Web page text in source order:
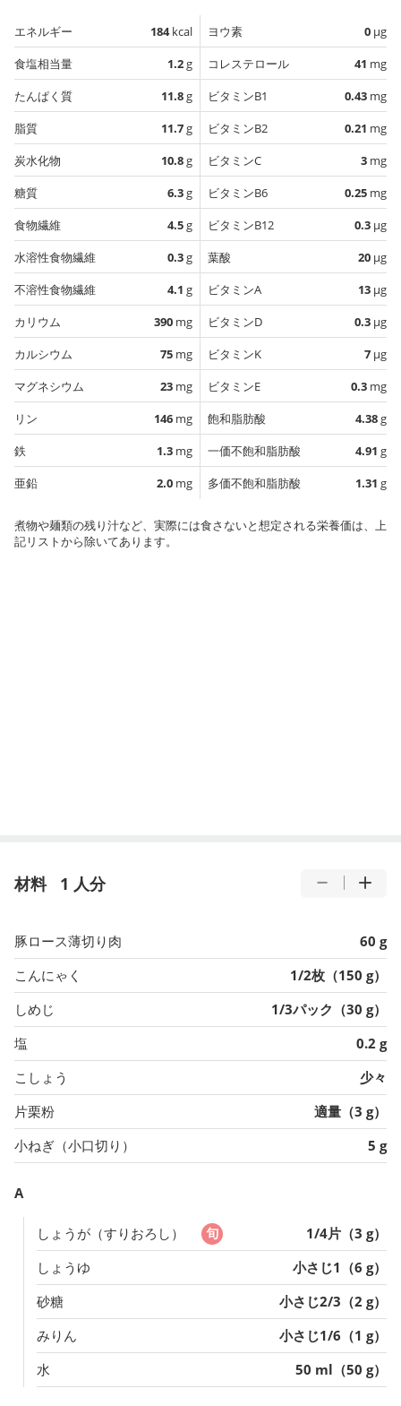
エネルギー 184kcal
食塩相当量
1.2g
たんぱく質
11.8g
脂質
11.7g
炭水化物
10.8g
糖質
6.3g
食物繊維
4.5g
水溶性食物繊維
0.3g
不溶性食物繊維
4.1 g
カリウム
390 mg
カルシウム
75 mg
マグネシウム
23 mg
リン
146 mg
鉄
1.3 mg
亜鉛
2.0 mg
ヨウ素 0 µg
コレステロール
41 mg
ビタミンB1
0.43 mg
ビタミンB2
0.21 mg
ビタミンC
3 mg
ビタミンB6
0.25 mg
ビタミンB12
0.3 µg
葉酸
20 µg
ビタミンA
13 µg
ビタミンD
0.3 µg
ビタミンK
7 µg
ビタミンE
0.3 mg
飽和脂肪酸
4.38g
一価不飽和脂肪酸
4.91 g
多価不飽和脂肪酸
1.31 g
煮物や麺類の残り汁など、実際には食さないと想定される栄養価は、上
記リストから除いてあります。
材料 1 人分
豚ロース薄切り肉
60 g
こんにゃく
1/2枚（150 g）
しめじ
1/3パック（30 g）
塩
0.2 g
こしょう
少々
片栗粉
適量（3 g）
小ねぎ（小口切り）
5 g
A
しょうが（すりおろし）
1/4片（3 g）
しょうゆ
小さじ1（6 g）
砂糖
小さじ2/3（2 g）
みりん
小さじ1/6（1 g）
水
50 ml（50 g）